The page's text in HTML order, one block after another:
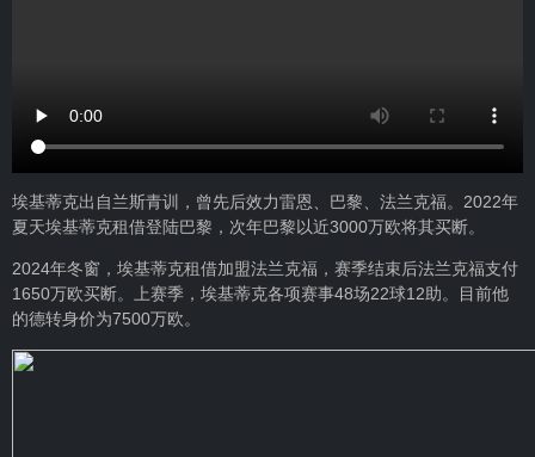
埃基蒂克出自兰斯青训，曾先后效力雷恩、巴黎、法兰克福。2022年
夏天埃基蒂克租借登陆巴黎，次年巴黎以近3000万欧将其买断。
2024年冬窗，埃基蒂克租借加盟法兰克福，赛季结束后法兰克福支付
1650万欧买断。上赛季，埃基蒂克各项赛事48场22球12助。目前他
的德转身价为7500万欧。